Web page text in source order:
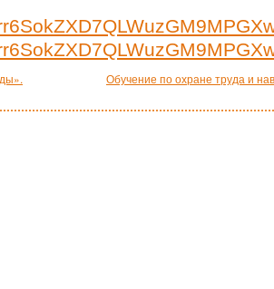
Обучение по охране труда и